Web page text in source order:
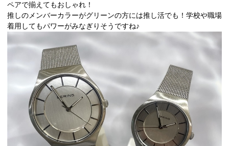
ペアで揃えてもおしゃれ！
推しのメンバーカラーがグリーンの方には推し活でも！学校や職場
着用してもパワーがみなぎりそうですね♪